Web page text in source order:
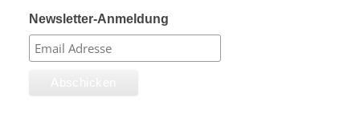
Newsletter-Anmeldung